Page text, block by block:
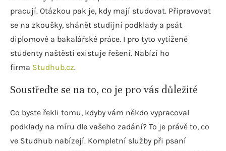
pracují. Otázkou pak je, kdy mají studovat. Připravovat
se na zkoušky, shánět studijní podklady a psát
diplomové a bakalářské práce. I pro tyto vytížené
studenty naštěstí existuje řešení. Nabízí ho
firma Studhub.cz.
Soustřeďte se na to, co je pro vás důležité
Co byste řekli tomu, kdyby vám někdo vypracoval
podklady na míru dle vašeho zadání? To je právě to, co
ve Studhub nabízejí. Kompletní služby při psaní